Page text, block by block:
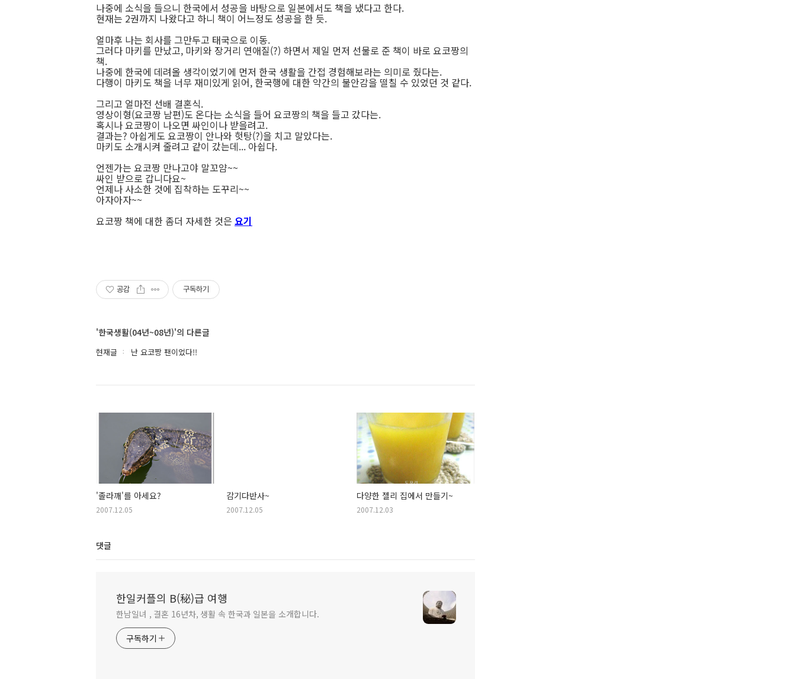
나중에 소식을 들으니 한국에서 성공을 바탕으로 일본에서도 책을 냈다고 한다.
현재는 2권까지 나왔다고 하니 책이 어느정도 성공을 한 듯.
얼마후 나는 회사를 그만두고 태국으로 이동.
그러다 마키를 만났고, 마키와 장거리 연애질(?) 하면서 제일 먼저 선물로 준 책이 바로 요코짱의
책.
나중에 한국에 데려올 생각이었기에 먼저 한국 생활을 간접 경험해보라는 의미로 줬다는.
다행이 마키도 책을 너무 재미있게 읽어, 한국행에 대한 약간의 불안감을 떨칠 수 있었던 것 같다.
그리고 얼마전 선배 결혼식.
영상이형(요코짱 남편)도 온다는 소식을 들어 요코짱의 책을 들고 갔다는.
혹시나 요코짱이 나오면 싸인이나 받을려고.
결과는? 아쉽게도 요코짱이 안나와 헛탕(?)을 치고 말았다는.
마키도 소개시켜 줄려고 같이 갔는데... 아쉽다.
언젠가는 요코짱 만나고야 말꼬얌~~
싸인 받으로 갑니다요~
언제나 사소한 것에 집착하는 도꾸리~~
아자아자~~
요코짱 책에 대한 좀더 자세한 것은 요기
공감 구독하기
'한국생활(04년~08년)'의 다른글
현재글 난 요코짱 팬이었다!!
'졸라깨'를 아세요?
2007.12.05
감기다반사~
2007.12.05
다양한 젤리 집에서 만들기~
2007.12.03
댓글
한일커플의 B(秘)급 여행
한남일녀 , 결혼 16년차, 생활 속 한국과 일본을 소개합니다.
구독하기